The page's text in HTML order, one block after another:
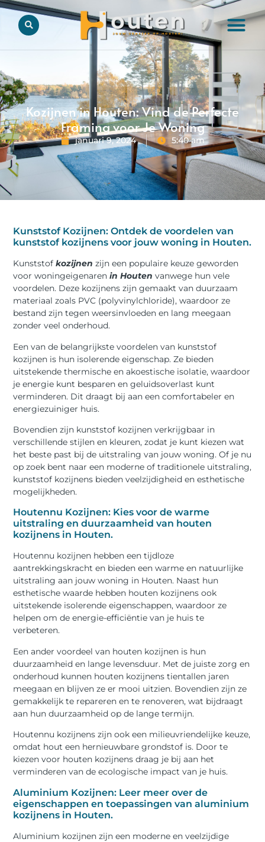
Kozijnen in Houten: Vind de Perfecte
Framing voor Je Woning
januari 9, 2024 5:40 am
Kunststof Kozijnen: Ontdek de voordelen van
kunststof kozijnens voor jouw woning in Houten.
Kunststofkozijnen zijn een populaire keuze geworden
voor woningeigenarenin Houten vanwege hun vele
voordelen. Deze kozijnens zijn gemaakt van duurzaam
materiaal zoals PVC (polyvinylchloride), waardoor ze
bestand zijn tegen weersinvloeden en lang meegaan
zonder veel onderhoud.
Een van de belangrijkste voordelen van kunststof
kozijnen is hun isolerende eigenschap. Ze bieden
uitstekende thermische en akoestische isolatie, waardoor
je energie kunt besparen en geluidsoverlast kunt
verminderen. Dit draagt bij aan een comfortabeler en
energiezuiniger huis.
Bovendien zijn kunststof kozijnen verkrijgbaar in
verschillende stijlen en kleuren, zodat je kunt kiezen wat
het beste past bij de uitstraling van jouw woning. Of je nu
op zoek bent naar een moderne of traditionele uitstraling,
kunststof kozijnens bieden veelzijdigheid en esthetische
mogelijkheden.
Houtennu Kozijnen: Kies voor de warme
uitstraling en duurzaamheid van houten
kozijnens in Houten.
Houtennu kozijnen hebben een tijdloze
aantrekkingskracht en bieden een warme en natuurlijke
uitstraling aan jouw woning in Houten. Naast hun
esthetische waarde hebben houten kozijnens ook
uitstekende isolerende eigenschappen, waardoor ze
helpen om de energie-efficiëntie van je huis te
verbeteren.
Een ander voordeel van houten kozijnen is hun
duurzaamheid en lange levensduur. Met de juiste zorg en
onderhoud kunnen houten kozijnens tientallen jaren
meegaan en blijven ze er mooi uitzien. Bovendien zijn ze
gemakkelijk te repareren en te renoveren, wat bijdraagt
aan hun duurzaamheid op de lange termijn.
Houtennu kozijnens zijn ook een milieuvriendelijke keuze,
omdat hout een hernieuwbare grondstof is. Door te
kiezen voor houten kozijnens draag je bij aan het
verminderen van de ecologische impact van je huis.
Aluminium Kozijnen: Leer meer over de
eigenschappen en toepassingen van aluminium
kozijnens in Houten.
Aluminium kozijnen zijn een moderne en veelzijdige